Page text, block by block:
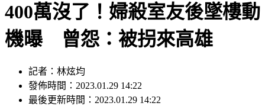
400萬沒了！婦殺室友後墜樓動
機曝 曾怨：被拐來高雄
記者：林炫均
發佈時間：2023.01.29 14:22
最後更新時間：2023.01.29 14:22